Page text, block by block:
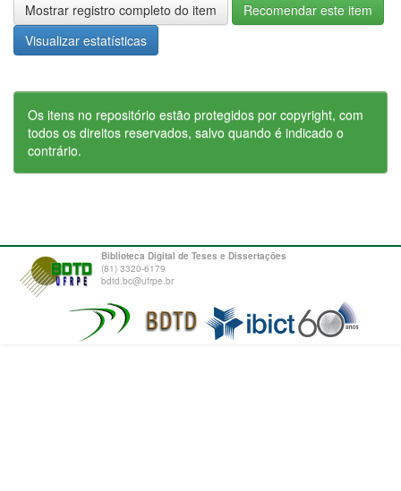
Mostrar registro completo do item
Recomendar este item
Visualizar estatísticas
Os itens no repositório estão protegidos por copyright, com
todos os direitos reservados, salvo quando é indicado o
contrário.
Biblioteca Digital de Teses e Dissertações
(81) 3320-6179
bdtd.bc@ufrpe.br